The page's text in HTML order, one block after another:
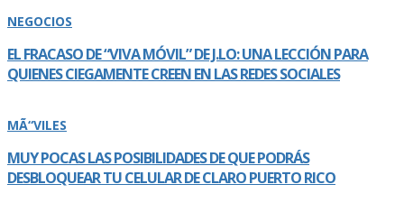
NEGOCIOS
EL FRACASO DE “VIVA MÓVIL” DE J.LO: UNA LECCIÓN PARA
QUIENES CIEGAMENTE CREEN EN LAS REDES SOCIALES
MÃ“VILES
MUY POCAS LAS POSIBILIDADES DE QUE PODRÁS
DESBLOQUEAR TU CELULAR DE CLARO PUERTO RICO